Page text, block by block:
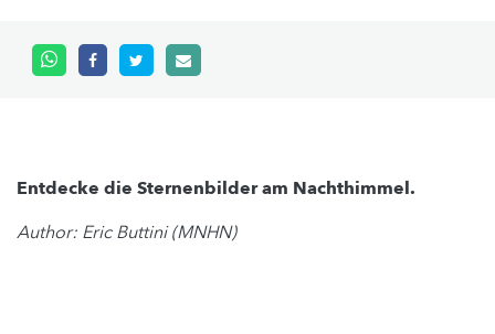
Entdecke die Sternenbilder am Nachthimmel.
Author: Eric Buttini (MNHN)